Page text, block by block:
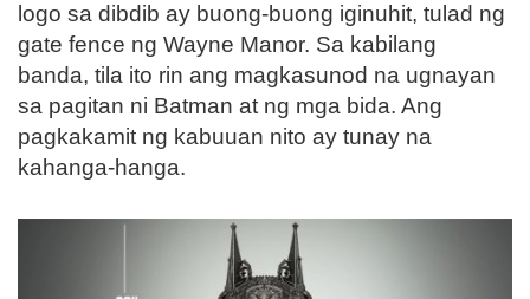
logo sa dibdib ay buong-buong iginuhit, tulad ng
gate fence ng Wayne Manor. Sa kabilang
banda, tila ito rin ang magkasunod na ugnayan
sa pagitan ni Batman at ng mga bida. Ang
pagkakamit ng kabuuan nito ay tunay na
kahanga-hanga.